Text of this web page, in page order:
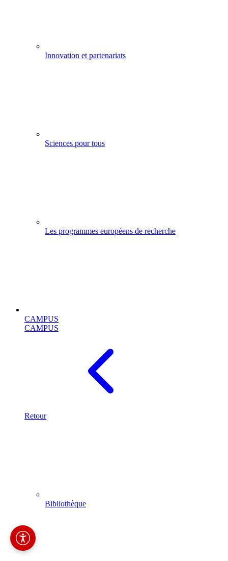
Innovation et partenariats
Sciences pour tous
Les programmes européens de recherche
CAMPUS
CAMPUS
Retour
Bibliothèque